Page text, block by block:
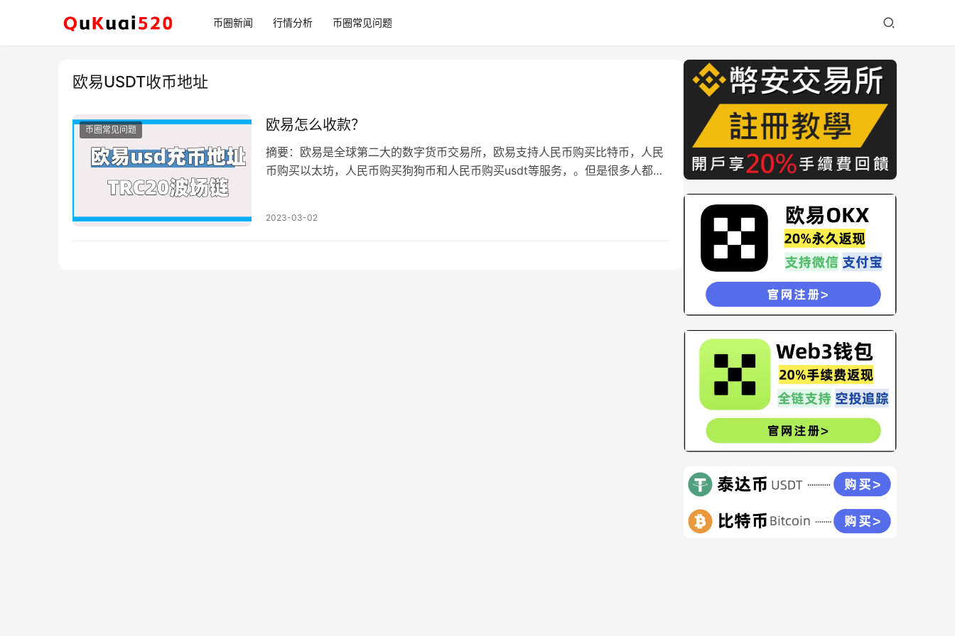
币圈新闻 行情分析 币圈常见问题
欧易USDT收币地址
币圈常见问题 欧易怎么收款？
摘要：欧易是全球第二大的数字货币交易所，欧易支持人民币购买比特币，人民
币购买以太坊，人民币购买狗狗币和人民币购买usdt等服务，。但是很多人都不
2023-03-02